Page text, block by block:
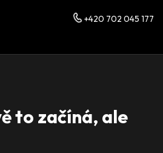
+420 702 045 177
to začíná, ale